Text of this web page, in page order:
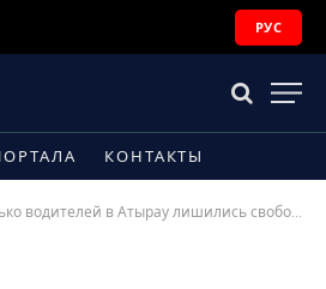
РУС
КОНТАКТЫ
в Атырау лишились свободы за то, что пьяными сели за руль